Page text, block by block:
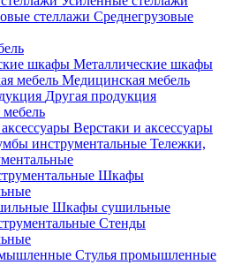
Среднегрузовые
Металлические шкафы
Медицинская мебель
Другая продукция
Верстаки и аксессуары
Тележки,
Шкафы
Шкафы сушильные
Стенды
Cтулья промышленные